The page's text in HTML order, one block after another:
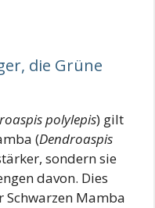
die Grüne
polylepis) gilt
(Dendroaspis
sondern sie
davon. Dies
Schwarzen Mamba